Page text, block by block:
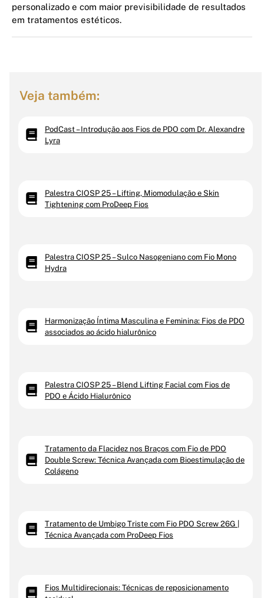
personalizado e com maior previsibilidade de resultados
em tratamentos estéticos.
Veja também:
PodCast – Introdução aos Fios de PDO com Dr. Alexandre
Lyra
Palestra CIOSP 25 – Lifting, Miomodulação e Skin
Tightening com ProDeep Fios
Palestra CIOSP 25 – Sulco Nasogeniano com Fio Mono
Hydra
Harmonização Íntima Masculina e Feminina: Fios de PDO
associados ao ácido hialurônico
Palestra CIOSP 25 – Blend Lifting Facial com Fios de
PDO e Ácido Hialurônico
Tratamento da Flacidez nos Braços com Fio de PDO
Double Screw: Técnica Avançada com Bioestimulação de
Colágeno
Tratamento de Umbigo Triste com Fio PDO Screw 26G |
Técnica Avançada com ProDeep Fios
Fios Multidirecionais: Técnicas de reposicionamento